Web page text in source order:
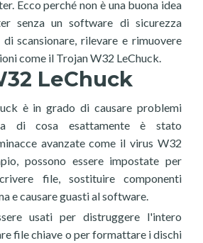
Ecco perché non è una buona idea
senza un software di sicurezza
scansionare, rilevare e rimuovere
come il Trojan W32 LeChuck.
LeChuck
è in grado di causare problemi
di cosa esattamente è stato
avanzate come il virus W32
possono essere impostate per
file, sostituire componenti
e causare guasti al software.
usati per distruggere l'intero
file chiave o per formattare i dischi